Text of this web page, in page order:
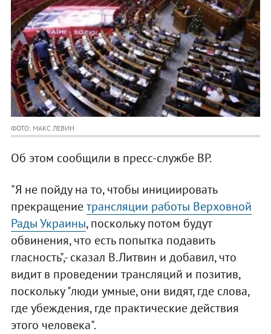
ФОТО: МАКС ЛЕВИН
Об этом сообщили в пресс-службе ВР.
"Я не пойду на то, чтобы инициировать
прекращениетрансляции работы Верховной
Рады Украины, поскольку потом будут
обвинения, что есть попытка подавить
гласность",- сказал В.Литвин и добавил, что
видит в проведении трансляций и позитив,
поскольку "люди умные, они видят, где слова,
где убеждения, где практические действия
этого человека".